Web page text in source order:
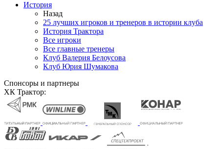
История
Назад
25 лучших игроков и тренеров в истории клуба
История Трактора
Все игроки
Все главные тренеры
Клуб Валерия Белоусова
Клуб Юрия Шумакова
Спонсоры и партнеры
ХК Трактор: